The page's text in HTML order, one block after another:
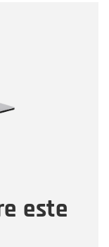
este